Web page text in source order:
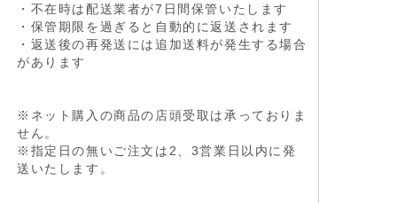
・不在時は配送業者が7日間保管いたします
・保管期限を過ぎると自動的に返送されます
・返送後の再発送には追加送料が発生する場合
があります
※ネット購入の商品の店頭受取は承っておりま
せん。
※指定日の無いご注文は2、3営業日以内に発
送いたします。